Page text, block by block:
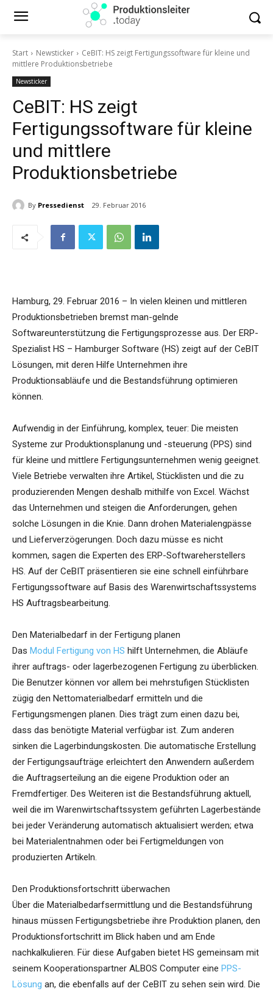
Start Newsticker
CeBIT: HS zeigt Fertigungssoftware für kleine und
mittlere Produktionsbetriebe
Newsticker
CeBIT: HS zeigt
Fertigungssoftware für kleine
und mittlere
Produktionsbetriebe
By Pressedienst 29. Februar 2016
Hamburg, 29. Februar 2016 – In vielen kleinen und mittleren
Produktionsbetrieben bremst man-gelnde
Softwareunterstützung die Fertigungsprozesse aus. Der ERP-
Spezialist HS – Hamburger Software (HS) zeigt auf der CeBIT
Lösungen, mit deren Hilfe Unternehmen ihre
Produktionsabläufe und die Bestandsführung optimieren
können.
Aufwendig in der Einführung, komplex, teuer: Die meisten
Systeme zur Produktionsplanung und -steuerung (PPS) sind
für kleine und mittlere Fertigungsunternehmen wenig geeignet.
Viele Betriebe verwalten ihre Artikel, Stücklisten und die zu
produzierenden Mengen deshalb mithilfe von Excel. Wächst
das Unternehmen und steigen die Anforderungen, gehen
solche Lösungen in die Knie. Dann drohen Materialengpässe
und Lieferverzögerungen. Doch dazu müsse es nicht
kommen, sagen die Experten des ERP-Softwareherstellers
HS. Auf der CeBIT präsentieren sie eine schnell einführbare
Fertigungssoftware auf Basis des Warenwirtschaftssystems
HS Auftragsbearbeitung.
Den Materialbedarf in der Fertigung planen
Das Modul Fertigung von HS hilft Unternehmen, die Abläufe
ihrer auftrags- oder lagerbezogenen Fertigung zu überblicken.
Die Benutzer können vor allem bei mehrstufigen Stücklisten
zügig den Nettomaterialbedarf ermitteln und die
Fertigungsmengen planen. Dies trägt zum einen dazu bei,
dass das benötigte Material verfügbar ist. Zum anderen
sinken die Lagerbindungskosten. Die automatische Erstellung
der Fertigungsaufträge erleichtert den Anwendern außerdem
die Auftragserteilung an die eigene Produktion oder an
Fremdfertiger. Des Weiteren ist die Bestandsführung aktuell,
weil die im Warenwirtschaftssystem geführten Lagerbestände
bei jeder Veränderung automatisch aktualisiert werden; etwa
bei Materialentnahmen oder bei Fertigmeldungen von
produzierten Artikeln.
Den Produktionsfortschritt überwachen
Über die Materialbedarfsermittlung und die Bestandsführung
hinaus müssen Fertigungsbetriebe ihre Produktion planen, den
Produktionsfortschritt im Blick haben und am Ende
nachkalkulieren. Für diese Aufgaben bietet HS gemeinsam mit
seinem Kooperationspartner ALBOS Computer eine PPS-
Lösung an, die ebenfalls auf der CeBIT zu sehen sein wird. Die